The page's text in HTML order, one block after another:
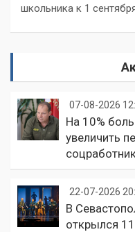
школьника к 1
07-08-2026
На 10%
увеличить
22-07-2026
В
открылся